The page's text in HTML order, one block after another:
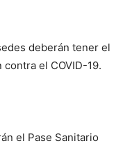
deberán tener el
el COVID-19.
el Pase Sanitario